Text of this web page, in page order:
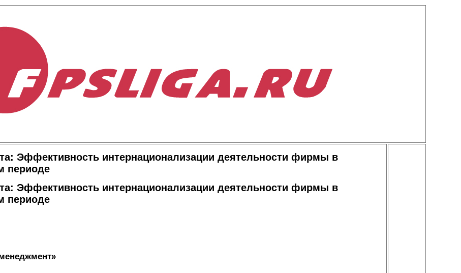
Эффективность интернационализации деятельности фирмы в
периоде
Эффективность интернационализации деятельности фирмы в
периоде